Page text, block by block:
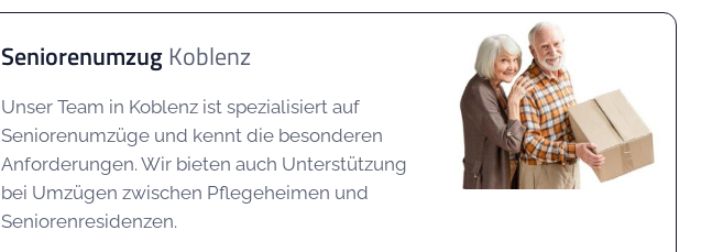
Seniorenumzug Koblenz
Unser Team in Koblenz ist spezialisiert auf
Seniorenumzüge und kennt die besonderen
Anforderungen. Wir bieten auch Unterstützung
bei Umzügen zwischen Pflegeheimen und
Seniorenresidenzen.